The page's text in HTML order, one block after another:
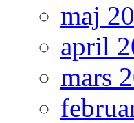
maj
april
mars